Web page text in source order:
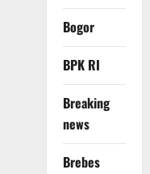
Bogor
BPK RI
Breaking
news
Brebes